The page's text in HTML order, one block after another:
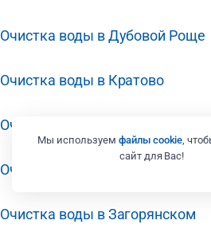
Очистка воды в Дубовой Роще
Очистка воды в Кратово
Очистка воды в Звёздном
Очистка воды в Заречье
Очистка воды в Загорянском
Мы используем файлы cookie,
сайт для Вас!